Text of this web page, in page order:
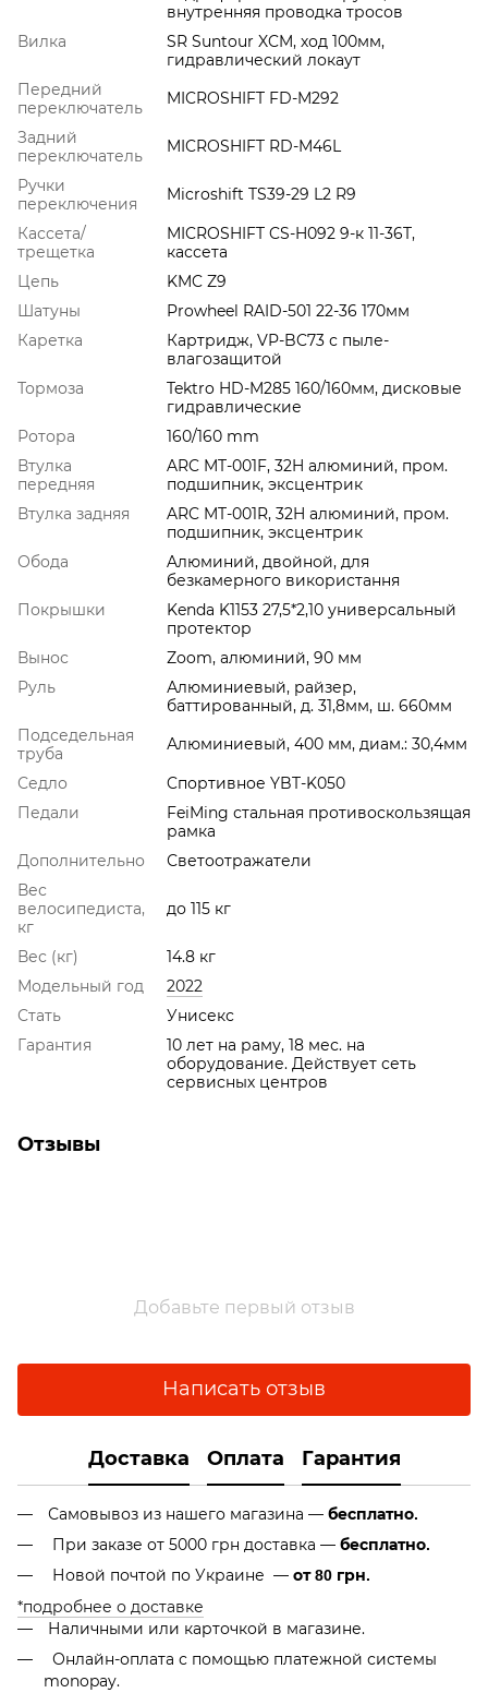
внутренняя проводка тросов
Вилка
SR Suntour XCM, ход 100мм,
гидравлический локаут
Передний
переключатель
MICROSHIFT FD-M292
Задний
переключатель
MICROSHIFT RD-M46L
Ручки
переключения
Microshift TS39-29 L2 R9
Кассета/
трещетка
MICROSHIFT CS-H092 9-к 11-36T,
кассета
Цепь
KMC Z9
Шатуны
Prowheel RAID-501 22-36 170мм
Каретка
Картридж, VP-BC73 с пыле-
влагозащитой
Тормоза
Tektro HD-M285 160/160мм, дисковые
гидравлические
Ротора
160/160 mm
Втулка
передняя
ARC MT-001F, 32H алюминий, пром.
подшипник, эксцентрик
Втулка задняя
ARC MT-001R, 32H алюминий, пром.
подшипник, эксцентрик
Обода
Aлюминий, двойной, для
безкамерного використання
Покрышки
Kenda K1153 27,5*2,10 универсальный
протектор
Вынос
Zoom, алюминий, 90 мм
Руль
Алюминиевый, райзер,
баттированный, д. 31,8мм, ш. 660мм
Подседельная
труба
Алюминиевый, 400 мм, диам.: 30,4мм
Седло
Cпортивное YBT-K050
Педали
FeiMing стальная противоскользящая
рамка
Дополнительно
Светоотражатели
Вес
велосипедиста,
кг
до 115 кг
Вес (кг)
14.8 кг
Модельный год
2022
Стать
Унисекс
Гарантия
10 лет на раму, 18 мес. на
оборудование. Действует сеть
сервисных центров
Отзывы
Добавьте первый отзыв
Написать отзыв
Доставка Оплата Гарантия
Самовывоз из нашего магазина — бесплатно.
При заказе от 5000 грн доставка — бесплатно.
Новой почтой по Украине — от 80 грн.
*подробнее о доставке
Наличными или карточкой в магазине.
Онлайн-оплата с помощью платежной системы
monopay.